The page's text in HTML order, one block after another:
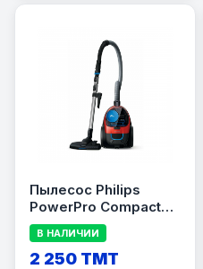
Пылесос Philips
PowerPro Compact
FC9351/01, 1900 Вт,
контейнер 1.5 л,
черный/красный
В НАЛИЧИИ
2 250 TMT